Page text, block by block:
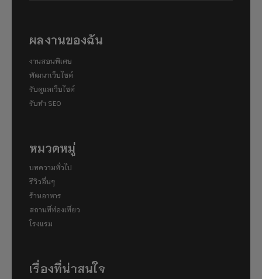
ผลงานของฉัน
งานสอนพิเศษ
พัฒนาเว็บไซต์
รับดูแลเว็บไซต์
รับทำ SEO
หมวดหมู่
บทความทั่วไป
รีวิวอื่นๆ
ร้านอาหาร
สถานที่ท่องเที่ยว
โรงแรม
เรื่องที่น่าสนใจ